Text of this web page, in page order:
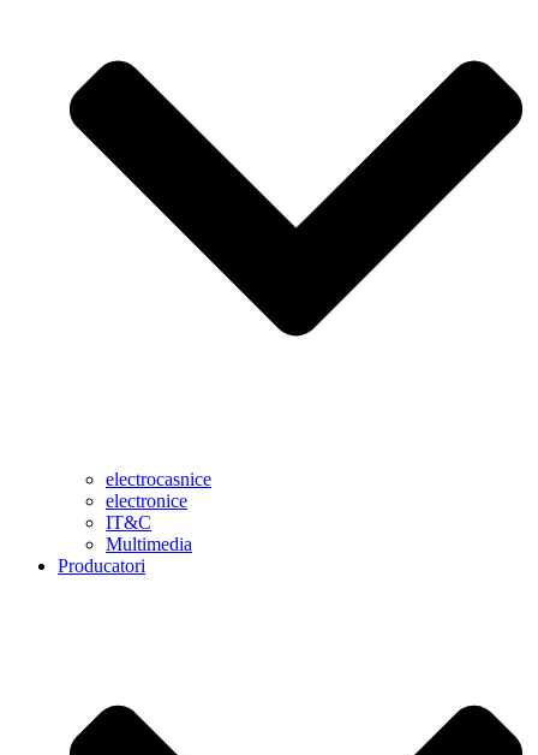
electrocasnice
electronice
IT&C
Multimedia
Producatori